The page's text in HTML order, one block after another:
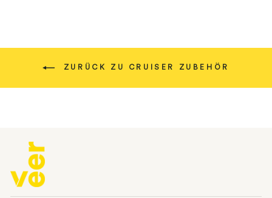
ZURÜCK ZU CRUISER ZUBEHÖR